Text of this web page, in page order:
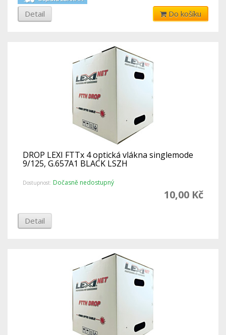
Detail Do košíku
DROP LEXI FTTx 4 optická vlákna singlemode
9/125, G.657A1 BLACK LSZH
Dostupnost: Dočasně nedostupný
10,00 Kč
Detail